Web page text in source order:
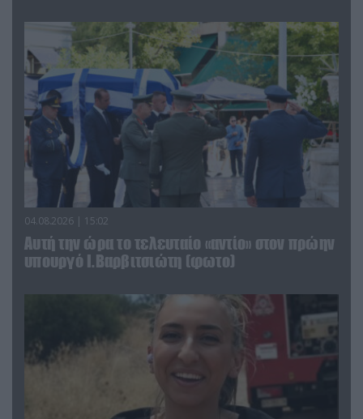
04.08.2026 | 15:02
Αυτή την ώρα το τελευταίο «αντίο» στον πρώην
υπουργό Ι.Βαρβιτσιώτη (φωτο)